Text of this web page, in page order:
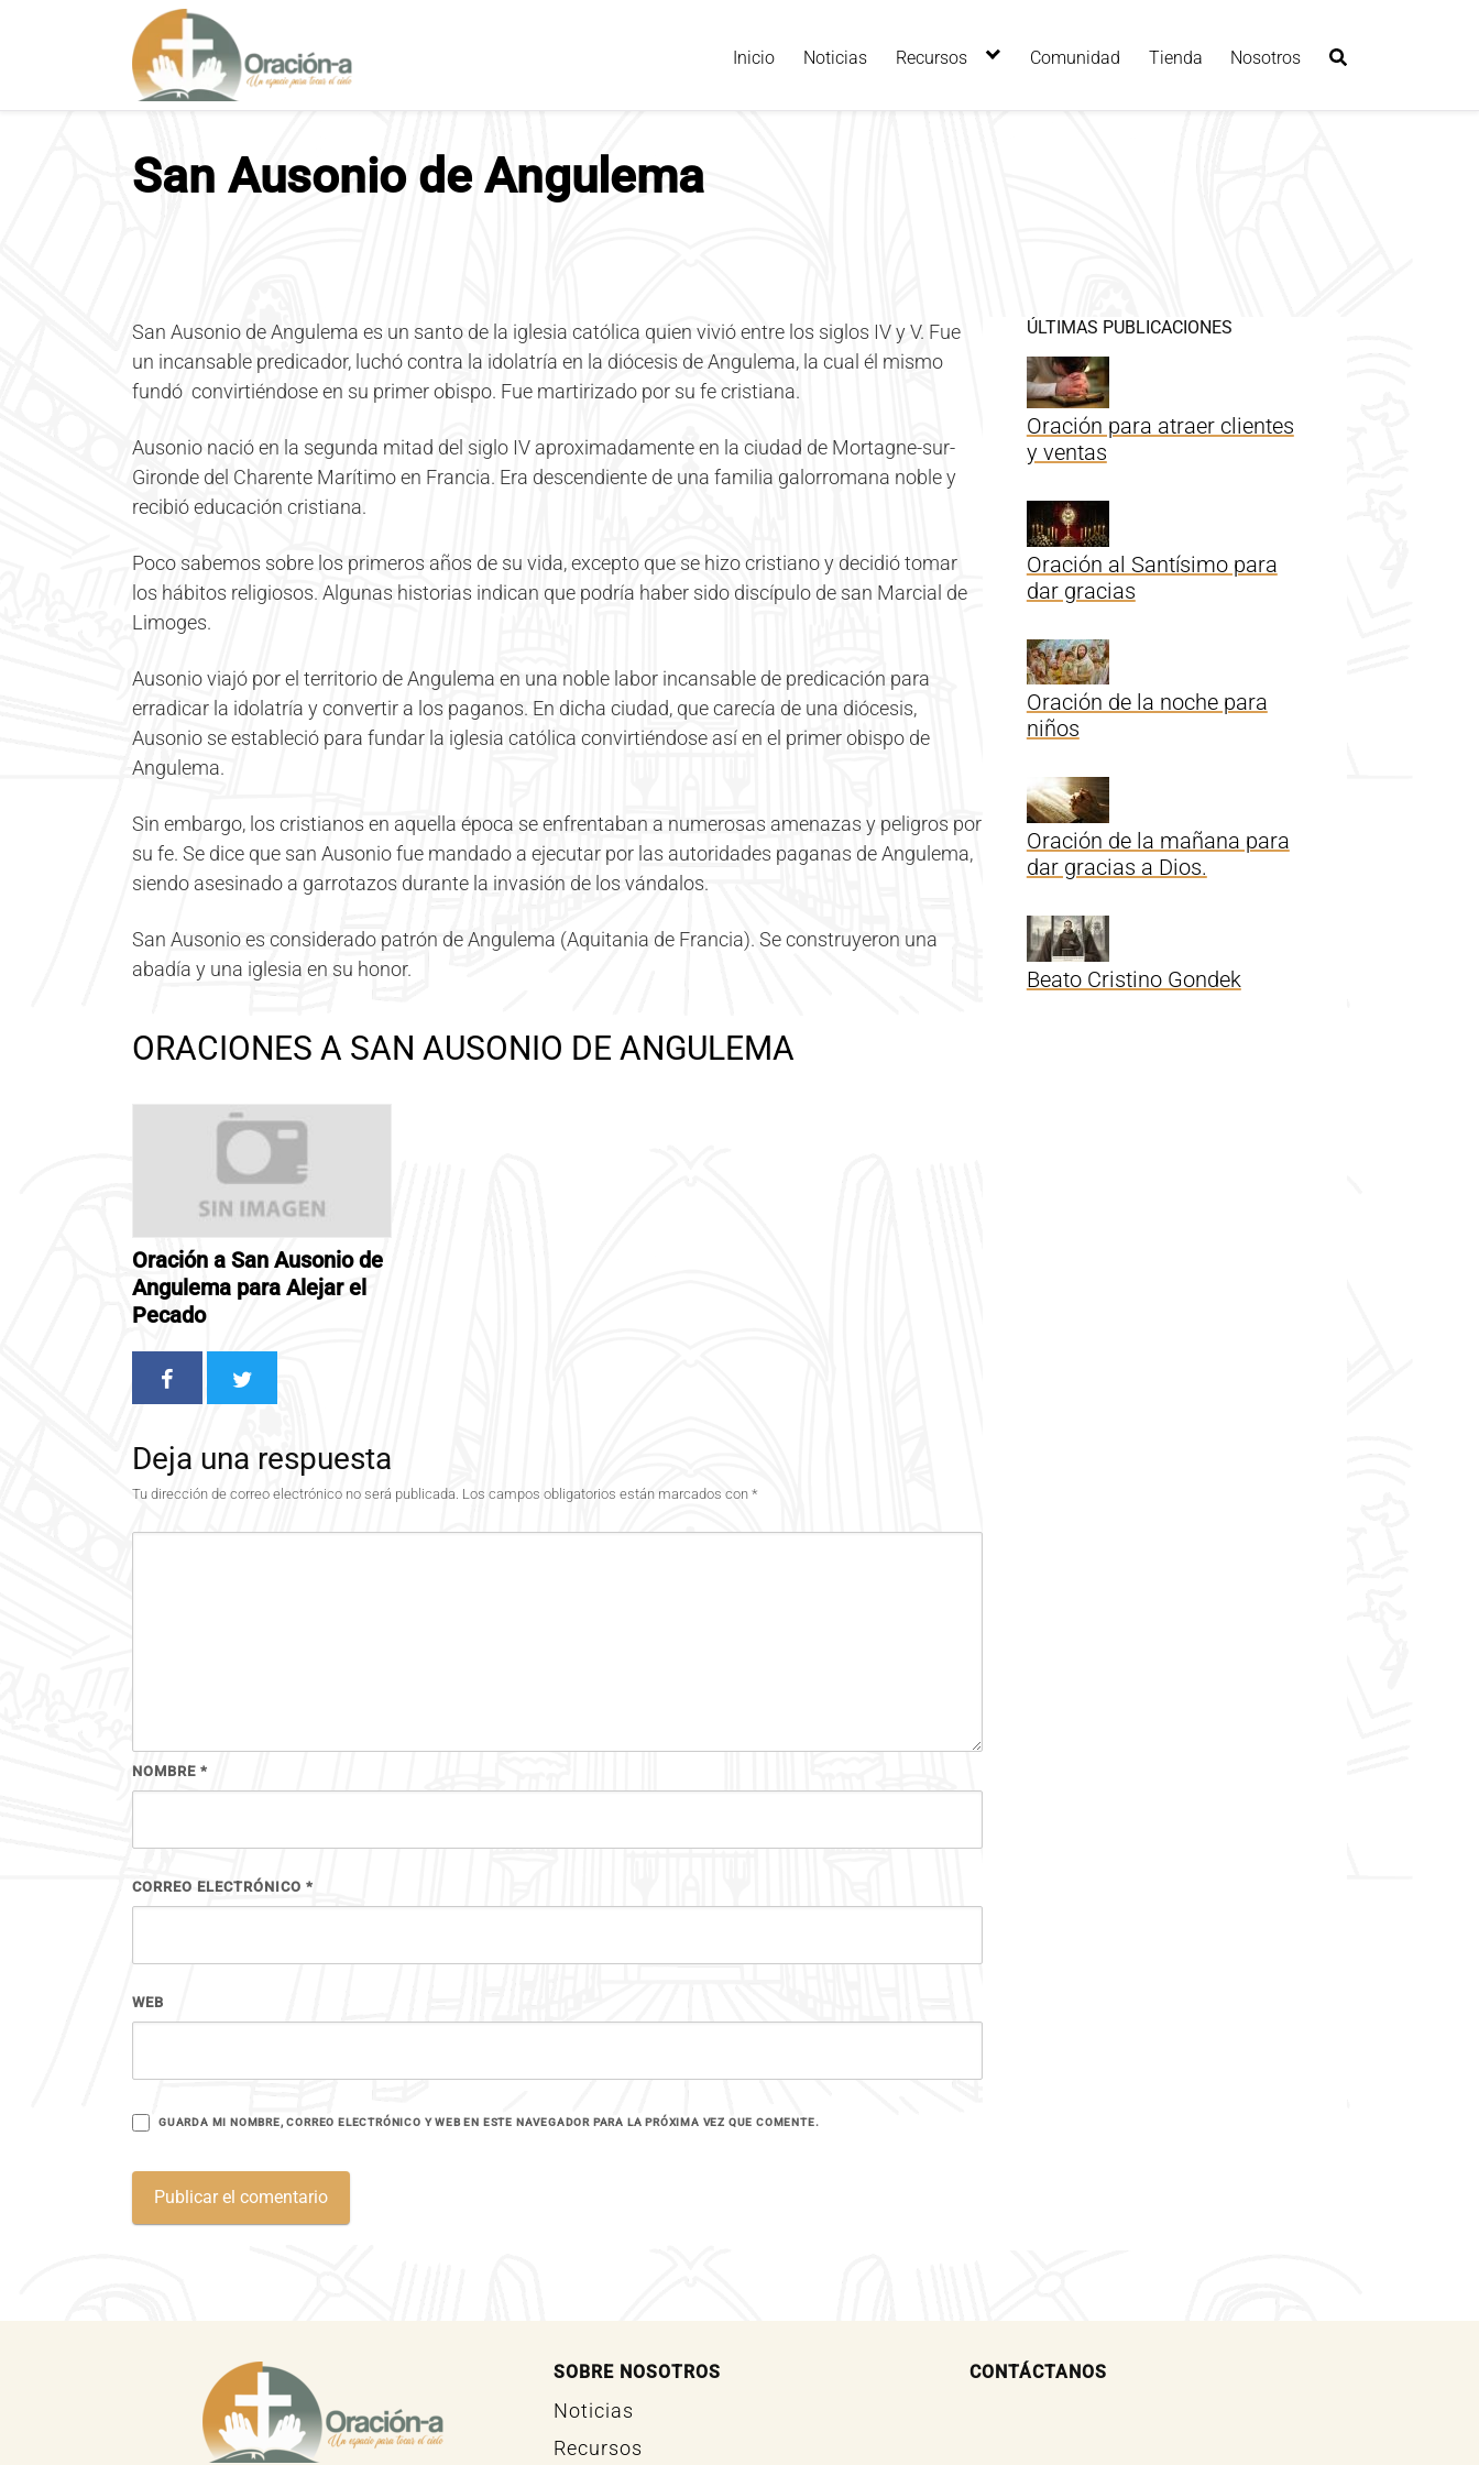
a
Inicio Noticias Recursos Comunidad Tienda Nosotros
San Ausonio de Angulema
San Ausonio de Angulema es un santo de la iglesia católica quien vivió entre los siglos IV y V. Fue
un incansable predicador, luchó contra la idolatría en la diócesis de Angulema, la cual él mismo
fundó convirtiéndose en su primer obispo. Fue martirizado por su fe cristiana.
Ausonio nació en la segunda mitad del siglo IV aproximadamente en la ciudad de Mortagne-sur-
Gironde del Charente Marítimo en Francia. Era descendiente de una familia galorromana noble y
recibió educación cristiana.
Poco sabemos sobre los primeros años de su vida, excepto que se hizo cristiano y decidió tomar
los hábitos religiosos. Algunas historias indican que podría haber sido discípulo de san Marcial de
Limoges.
Ausonio viajó por el territorio de Angulema en una noble labor incansable de predicación para
erradicar la idolatría y convertir a los paganos. En dicha ciudad, que carecía de una diócesis,
Ausonio se estableció para fundar la iglesia católica convirtiéndose así en el primer obispo de
Angulema.
Sin embargo, los cristianos en aquella época se enfrentaban a numerosas amenazas y peligros por
su fe. Se dice que san Ausonio fue mandado a ejecutar por las autoridades paganas de Angulema,
siendo asesinado a garrotazos durante la invasión de los vándalos.
San Ausonio es considerado patrón de Angulema (Aquitania de Francia). Se construyeron una
abadía y una iglesia en su honor.
ORACIONES A SAN AUSONIO DE ANGULEMA
Oración a San Ausonio de
Angulema para Alejar el
Pecado
Deja una respuesta
Tu dirección de correo electrónico no será publicada. Los campos obligatorios están marcados con *
NOMBRE *
CORREO ELECTRÓNICO *
WEB
GUARDA MI NOMBRE, CORREO ELECTRÓNICO Y WEB EN ESTE NAVEGADOR PARA LA PRÓXIMA VEZ QUE COMENTE.
ÚLTIMAS PUBLICACIONES
Oración para atraer clientes
y ventas
Oración al Santísimo para
dar gracias
Oración de la noche para
niños
Oración de la mañana para
dar gracias a Dios.
Beato Cristino Gondek
SOBRE NOSOTROS
Noticias
Recursos
CONTÁCTANOS